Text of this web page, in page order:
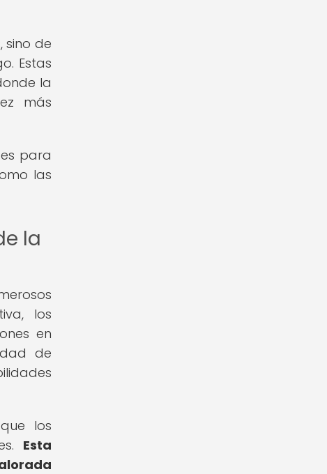
de
Estas
la
más
para
las
la
los
en
de
los
Esta